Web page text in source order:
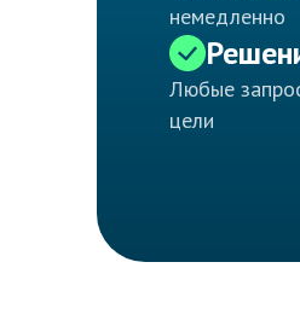
немедленно
Любые
цели